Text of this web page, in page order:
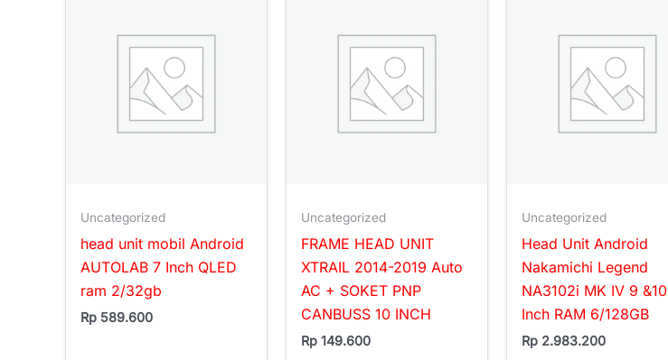
Uncategorized
head unit mobil Android
AUTOLAB 7 Inch QLED
ram 2/32gb
Rp 589.600
Uncategorized
FRAME HEAD UNIT
XTRAIL 2014-2019 Auto
AC + SOKET PNP
CANBUSS 10 INCH
Rp 149.600
Uncategorized
Head Unit Android
Nakamichi Legend
NA3102i MK IV 9 &10
Inch RAM 6/128GB
Rp 2.983.200